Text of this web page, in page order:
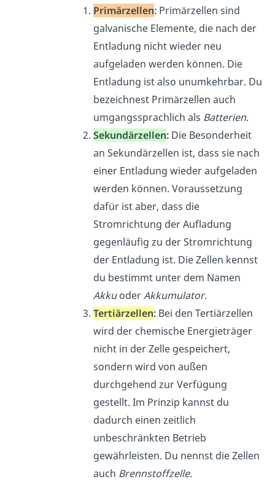
Primärzellen:Primärzellen sind
galvanische Elemente, die nach der
Entladung nicht wieder neu
aufgeladen werden können. Die
Entladung ist also unumkehrbar. Du
bezeichnest Primärzellen auch
umgangssprachlich als Batterien.
Sekundärzellen:Die Besonderheit
an Sekundärzellen ist, dass sie nach
einer Entladung wieder aufgeladen
werden können. Voraussetzung
dafür ist aber, dass die
Stromrichtung der Aufladung
gegenläufig zu der Stromrichtung
der Entladung ist. Die Zellen kennst
du bestimmt unter dem Namen
AkkuoderAkkumulator.
Tertiärzellen:Bei den Tertiärzellen
wird der chemische Energieträger
nicht in der Zelle gespeichert,
sondern wird von außen
durchgehend zur Verfügung
gestellt. Im Prinzip kannst du
dadurch einen zeitlich
unbeschränkten Betrieb
gewährleisten. Du nennst die Zellen
auch Brennstoffzelle.